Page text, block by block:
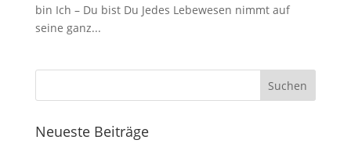
bin Ich – Du bist Du Jedes Lebewesen nimmt auf
seine ganz...
Neueste Beiträge